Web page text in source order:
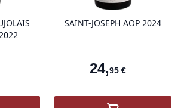
SAINT-JOSEPH AOP 2024
24,95 €